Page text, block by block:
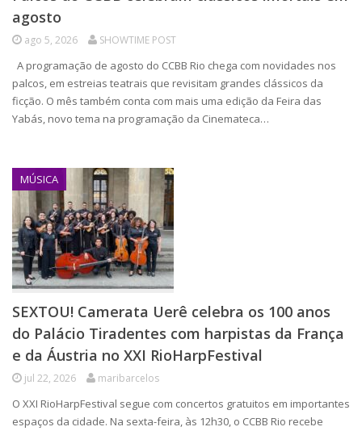
agosto
ago 5, 2026 SHOWTIME POST
A programação de agosto do CCBB Rio chega com novidades nos
palcos, em estreias teatrais que revisitam grandes clássicos da
ficção. O mês também conta com mais uma edição da Feira das
Yabás, novo tema na programação da Cinemateca…
MÚSICA
SEXTOU! Camerata Uerê celebra os 100 anos
do Palácio Tiradentes com harpistas da França
e da Áustria no XXI RioHarpFestival
jul 22, 2026 maribarcelos
O XXI RioHarpFestival segue com concertos gratuitos em importantes
espaços da cidade. Na sexta-feira, às 12h30, o CCBB Rio recebe